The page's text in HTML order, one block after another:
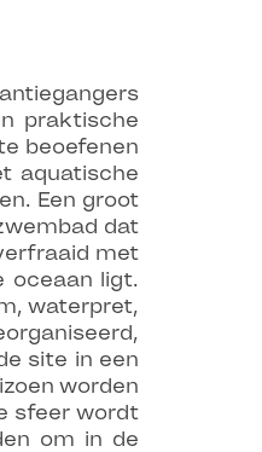
praktische
beoefenen
aquatische
Een groot
dat
met
oceaan ligt.
waterpret,
site in een
worden
sfeer wordt
om in de